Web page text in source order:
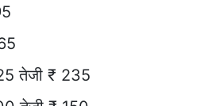
तेजी ₹ 235